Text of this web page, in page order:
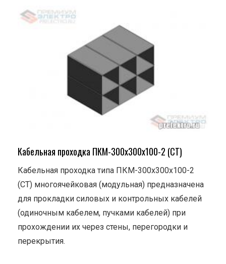
Кабельная проходка ПКМ-300х300х100-2 (СТ)
Кабельная проходка типа ПКМ-300х300х100-2
(СТ) многоячейковая (модульная) предназначена
для прокладки силовых и контрольных кабелей
(одиночным кабелем, пучками кабелей) при
прохождении их через стены, перегородки и
перекрытия.